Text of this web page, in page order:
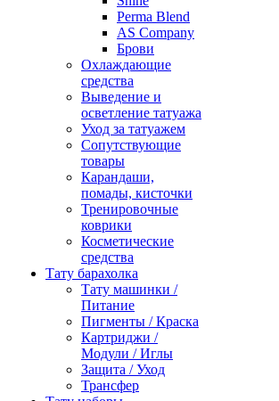
Perma Blend
AS Company
Брови
Охлаждающие
средства
Выведение и
осветление татуажа
Уход за татуажем
Сопутствующие
товары
Карандаши,
помады, кисточки
Тренировочные
коврики
Косметические
средства
Тату барахолка
Тату машинки /
Питание
Пигменты / Краска
Картриджи /
Модули / Иглы
Защита / Уход
Трансфер